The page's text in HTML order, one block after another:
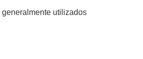
utilizados